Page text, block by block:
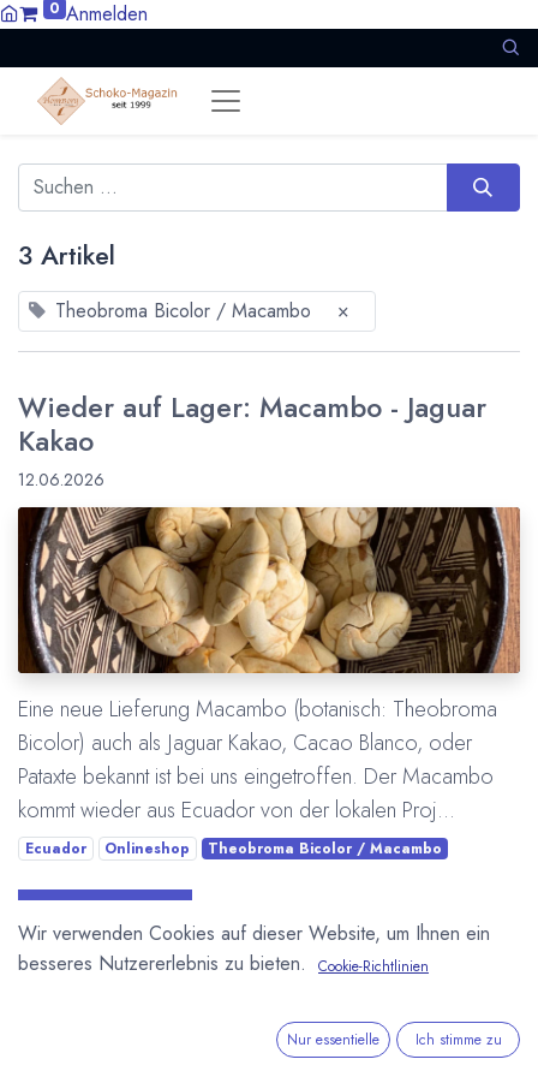
0 Anmelden
3 Artikel
Theobroma Bicolor / Macambo ×
Wieder auf Lager: Macambo - Jaguar
Kakao
12.06.2026
Eine neue Lieferung Macambo (botanisch: Theobroma
Bicolor) auch als Jaguar Kakao, Cacao Blanco, oder
Pataxte bekannt ist bei uns eingetroffen. Der Macambo
kommt wieder aus Ecuador von der lokalen Proj...
Ecuador Onlineshop Theobroma Bicolor / Macambo
Wir verwenden Cookies auf dieser Website, um Ihnen ein
besseres Nutzererlebnis zu bieten.
Cookie-Richtlinien
Nur essentielle Ich stimme zu